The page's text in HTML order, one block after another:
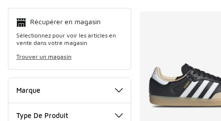
Récupérer en magasin
Sélectionnez pour voir les articles en
vente dans votre magasin
Trouver un magasin
Marque
Type De Produit